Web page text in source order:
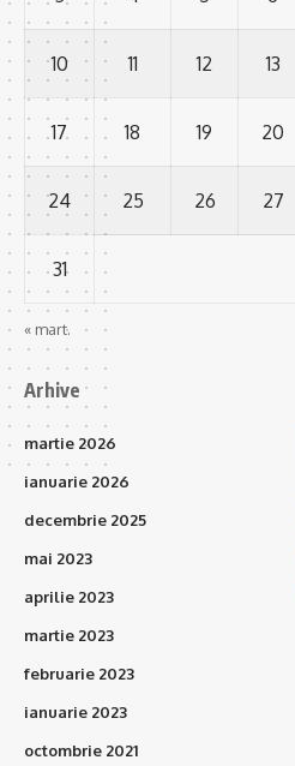
10 11 12 13
17 18 19 20
24 25 26 27
31
« mart.
Arhive
martie 2026
ianuarie 2026
decembrie 2025
mai 2023
aprilie 2023
martie 2023
februarie 2023
ianuarie 2023
octombrie 2021